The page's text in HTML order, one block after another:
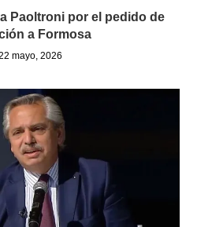
Paoltroni por el pedido de
a Formosa
mayo, 2026